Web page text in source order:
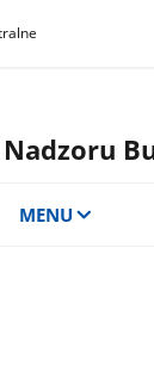
MENU